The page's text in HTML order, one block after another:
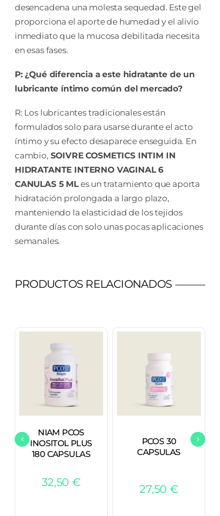
desencadena una molesta sequedad. Este gel
proporciona el aporte de humedad y el alivio
inmediato que la mucosa debilitada necesita
en esas fases.
P: ¿Qué diferencia a este hidratante de un
lubricante íntimo común del mercado?
R: Los lubricantes tradicionales están
formulados solo para usarse durante el acto
íntimo y su efecto desaparece enseguida. En
cambio, SOIVRE COSMETICS INTIM IN
HIDRATANTE INTERNO VAGINAL 6
CANULAS 5 MLes un tratamiento que aporta
hidratación prolongada a largo plazo,
manteniendo la elasticidad de los tejidos
durante días con solo unas pocas aplicaciones
semanales.
PRODUCTOS RELACIONADOS
NIAM PCOS
INOSITOL PLUS
180 CAPSULAS
32,50 €
PCOS 30
CAPSULAS
27,50 €